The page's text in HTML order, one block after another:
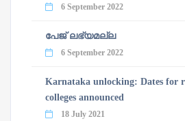
6 September 2022
പേജ് ലഭ്യമല്ല
6 September 2022
Karnataka unlocking: Dates for
colleges announced
18 July 2021